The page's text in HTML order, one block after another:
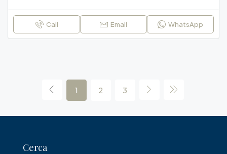
Call Email WhatsApp
1 2 3
Cerca